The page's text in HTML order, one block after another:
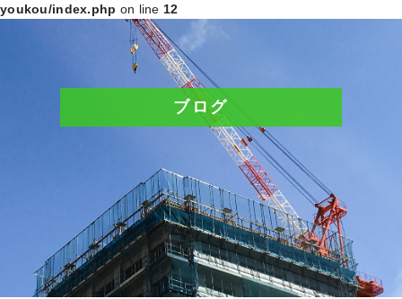
youkou/index.php on line 12
ブログ